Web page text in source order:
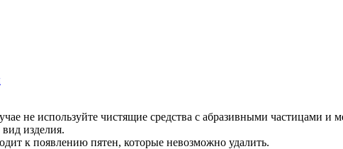
не используйте чистящие средства с абразивными частицами и
изделия.
к появлению пятен, которые невозможно удалить.